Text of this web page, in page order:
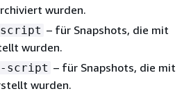
wurden.
script – für Snapshots, die mit
wurden.
script – für Snapshots, die mit
wurden.